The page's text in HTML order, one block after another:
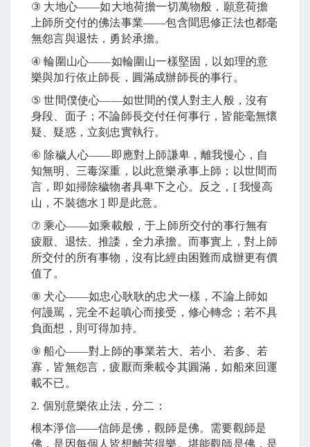
③ 大地心――如大地荷擔一切萬物般，願意荷擔
上師所交付的佛法事業――包含聞思修正法也都毫
無怨言與退怯，勇於承擔。
④ 輪圍山心――如輪圍山一樣堅固，以如理的意
樂與加行依止師長，圓滿成辦師長的事行。
⑤ 世間僕使心――如世間的僕人對主人般，沒有
身段、面子；不論師長交付任何事行，皆能毫無懷
疑、疑惑，立刻忠實執行。
⑥ 除穢人心――即應對上師謙卑，離我慢心，自
知無明、三毒深重，以此意樂承事上師；以世間而
言，即如掃除穢物者具卑下之心。反之， [我慢高
山，不裝德水 ] 即是此意。
⑦ 乘心――如乘載般，于上師所交付的事行無有
疲厭、退怯、推諉，全力承擔。而事實上，對上師
所交付的所有事物，沒有比經由困難而成辦更有價
值了。
⑧ 犬心――如忠心耿耿的忠犬一樣，不論上師如
何謾駡，完全不起嗔心而接受，修心轉念；若不具
負面想，則可得加持。
⑨ 船心――對上師的事業若大、若小、若多、若
寡，皆無怨言，疲厭而乘載令其圓滿，如船來回運
載不已。
2. 個別意樂依止法，分二：
根本淨信――信師是佛，觀師是佛。需要觀師是
佛，是因每個人皆想離苦得樂。堪能觀師是佛，是